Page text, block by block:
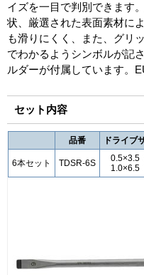
イズを一目で判別できます
状、厳選された表面素材に
も滑りにくく、また、グリ
でわかるようシンボルが記
ルダーが付属しています。
セット内容
品番 ドライブ
6本セット TDSR-6S
0.5×3.5
1.0×6.5